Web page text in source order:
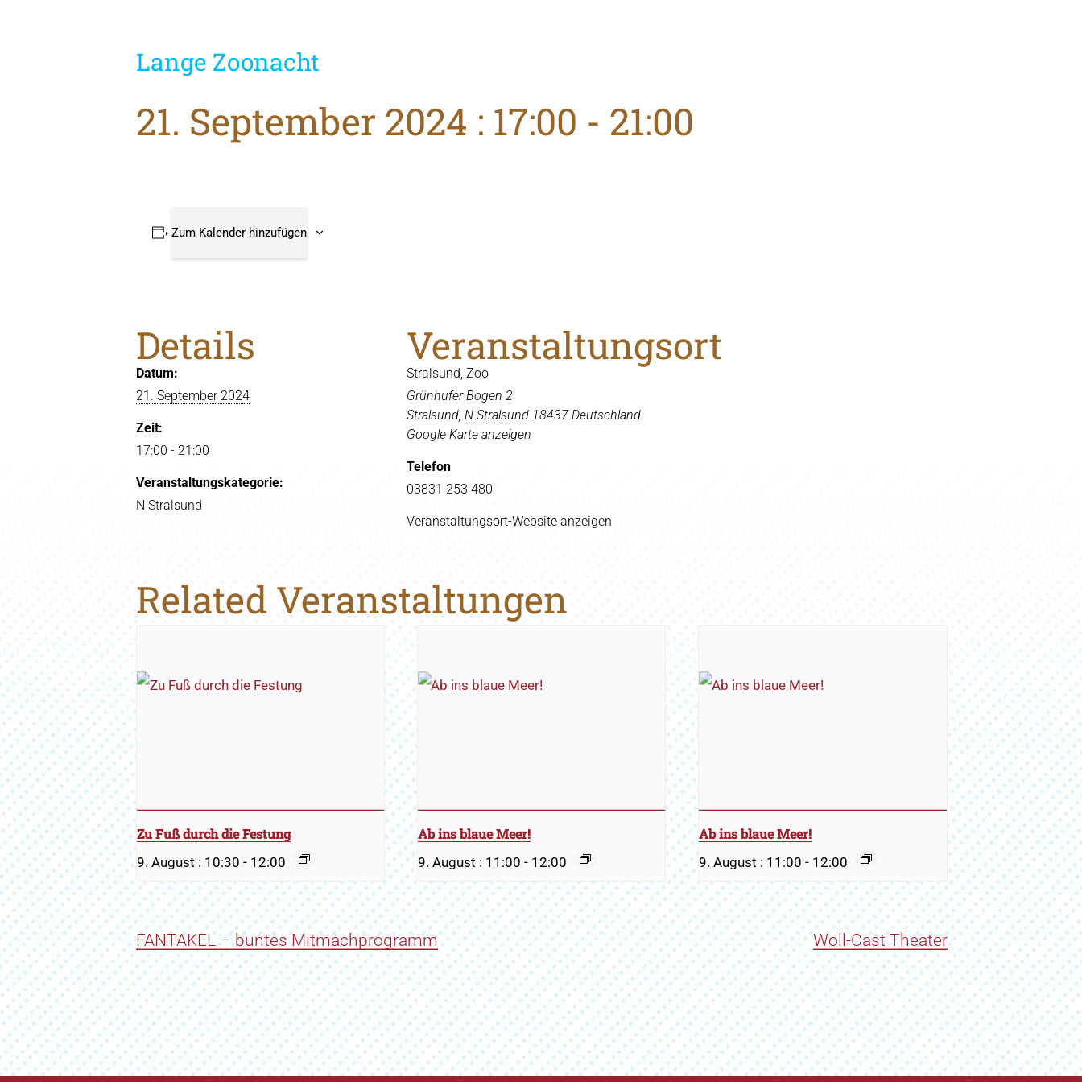
Lange Zoonacht
21. September 2024 : 17:00 - 21:00
Zum Kalender hinzufügen
Details
Datum:
21. September 2024
Zeit:
17:00 - 21:00
Veranstaltungskategorie:
N Stralsund
Veranstaltungsort
Stralsund, Zoo
Grünhufer Bogen 2
Stralsund, N Stralsund 18437 Deutschland
Google Karte anzeigen
Telefon
03831 253 480
Veranstaltungsort-Website anzeigen
Related Veranstaltungen
Zu Fuß durch die Festung
9. August : 10:30 - 12:00
Ab ins blaue Meer!
9. August : 11:00 - 12:00
Ab ins blaue Meer!
9. August : 11:00 - 12:00
FANTAKEL – buntes Mitmachprogramm Woll-Cast Theater